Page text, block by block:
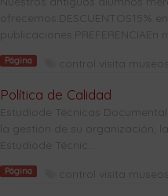
ofrecemos:DESCUENTOS15%
publicaciones.PREFERENCIAEn
Página control visita museos
Política de Calidad
Estudiode Técnicas
la gestión de su organización,
Estudiode Técnic...
Página control visita museos